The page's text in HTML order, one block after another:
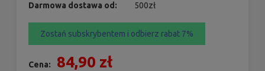
Darmowa dostawa od:
500zł
Zostań subskrybentem i odbierz rabat 7%
Cena: 84,90 zł